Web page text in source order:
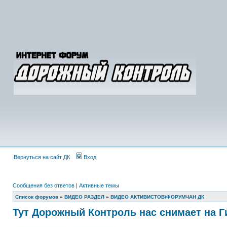
Вернуться на сайт ДК Вход
Сообщения без ответов | Активные темы
Список форумов » ВИДЕО РАЗДЕЛ » ВИДЕО АКТИВИСТОВ\ФОРУМЧАН ДК
Тут Дорожный Контроль нас снимает на